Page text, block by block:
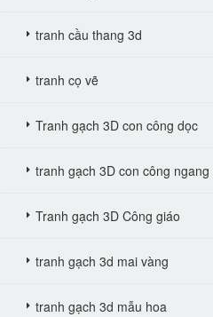
tranh cầu thang 3d
tranh cọ vẽ
Tranh gạch 3D con công dọc
tranh gạch 3D con công ngang
Tranh gạch 3D Công giáo
tranh gạch 3d mai vàng
tranh gạch 3d mẫu hoa